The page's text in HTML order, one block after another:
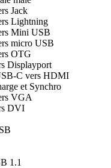
Jack
Lightning
Mini USB
micro USB
OTG
Displayport
C vers HDMI
et Synchro
VGA
DVI
1.1